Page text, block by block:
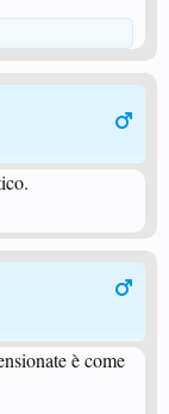
è come